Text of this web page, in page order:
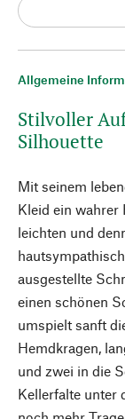
Allgemeine
Stilvoller
Silhouette
Mit seinem
Kleid ein wahrer
leichten und
ausgestellte
einen schönen
umspielt sanft
Hemdkragen,
und zwei in die
Kellerfalte unter